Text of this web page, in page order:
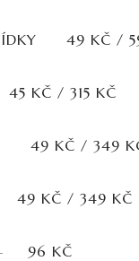
49 KČ /
45 KČ / 315 KČ
49 KČ / 349
49 KČ / 349 KČ
96 KČ